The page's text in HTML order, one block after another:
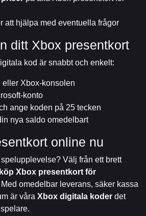
att hjälpa med eventuella frågor
ditt Xbox presentkort
kod är snabbt och enkelt:
eller Xbox-konsolen
konto
ange koden på 25 tecken
nya saldo omedelbart
online nu
Välj från ett brett
köp Xbox presentkort för
omedelbar leverans, säker kassa
är våra Xbox digitala koder det